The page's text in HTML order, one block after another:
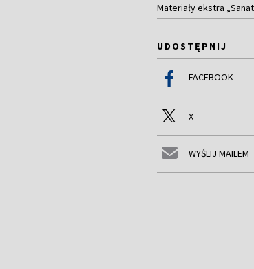
Materiały ekstra
UDOSTĘPNIJ
FACEBOOK
X
WYŚLIJ MAILEM